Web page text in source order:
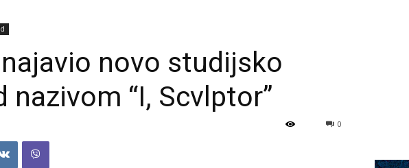
novo studijsko
nazivom “I, Scvlptor”
0